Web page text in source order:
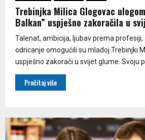
Trebinjka Milica Glogovac
Balkan” uspješno zakoračila u
Talenat, ambicija, ljubav prema profesiji,
odricanje omogućili su mladoj Trebinjki
uspješno zakorači u svijet glume. Svoju
Pročitaj više